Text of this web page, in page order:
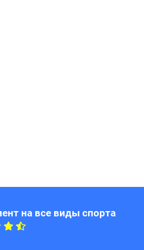
на все виды спорта